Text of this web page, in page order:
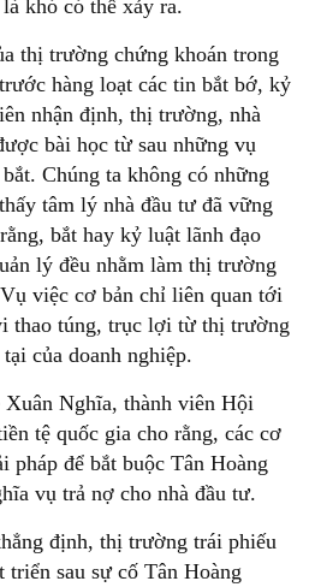
khó có thể xảy ra.
thị trường chứng khoán trong
hàng loạt các tin bắt bớ, kỷ
nhận định, thị trường, nhà
bài học từ sau những vụ
Chúng ta không có những
tâm lý nhà đầu tư đã vững
bắt hay kỷ luật lãnh đạo
lý đều nhằm làm thị trường
việc cơ bản chỉ liên quan tới
thao túng, trục lợi từ thị trường
của doanh nghiệp.
Nghĩa, thành viên Hội
tệ quốc gia cho rằng, các cơ
pháp để bắt buộc Tân Hoàng
vụ trả nợ cho nhà đầu tư.
định, thị trường trái phiếu
triển sau sự cố Tân Hoàng